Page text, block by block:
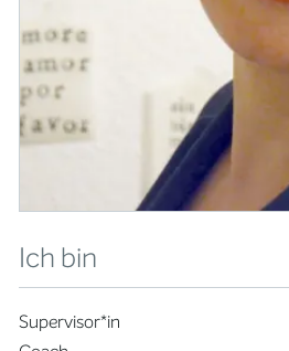
Ich bin
Supervisor*in